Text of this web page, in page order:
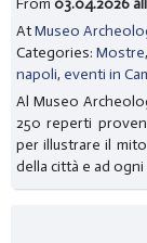
From03.04.2026
AtMuseo
Categories:Mostre
napoli, eventi in
Al Museo
250 reperti
per illustrare il
della città e ad